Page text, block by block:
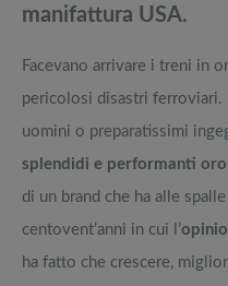
manifattura USA.
Facevano arrivare i treni in
pericolosi disastri ferroviari.
uomini o preparatissimi
splendidi e performanti
di un brand che ha alle
centovent’anni in cui l’
ha fatto che crescere,